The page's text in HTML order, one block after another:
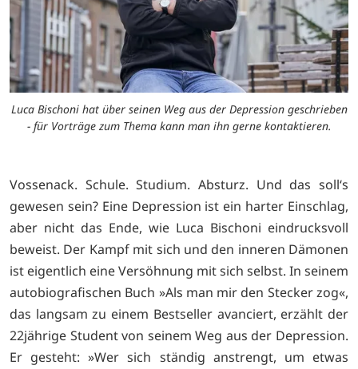
Luca Bischoni hat über seinen Weg aus der Depression geschrieben
- für Vorträge zum Thema kann man ihn gerne kontaktieren.
Vossenack. Schule. Studium. Absturz. Und das soll‘s
gewesen sein? Eine Depression ist ein harter Einschlag,
aber nicht das Ende, wie Luca Bischoni eindrucksvoll
beweist. Der Kampf mit sich und den inneren Dämonen
ist eigentlich eine Versöhnung mit sich selbst. In seinem
autobiografischen Buch »Als man mir den Stecker zog«,
das langsam zu einem Bestseller avanciert, erzählt der
22jährige Student von seinem Weg aus der Depression.
Er gesteht: »Wer sich ständig anstrengt, um etwas